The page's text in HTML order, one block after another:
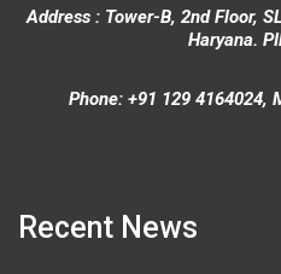
Address : Tower-B, 2nd Floor,
Haryana.
Phone: +91 129 4164024,
Recent News